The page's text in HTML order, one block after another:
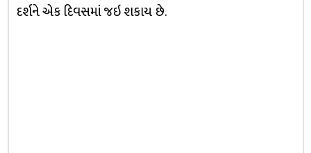
દર્શને એક દિવસમાં જઇ શકાય છે.